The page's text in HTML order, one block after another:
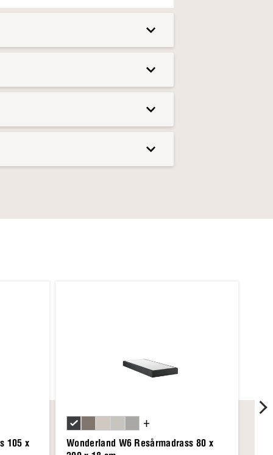
105 x
Wonderland W6 Resårmadrass 80 x
+